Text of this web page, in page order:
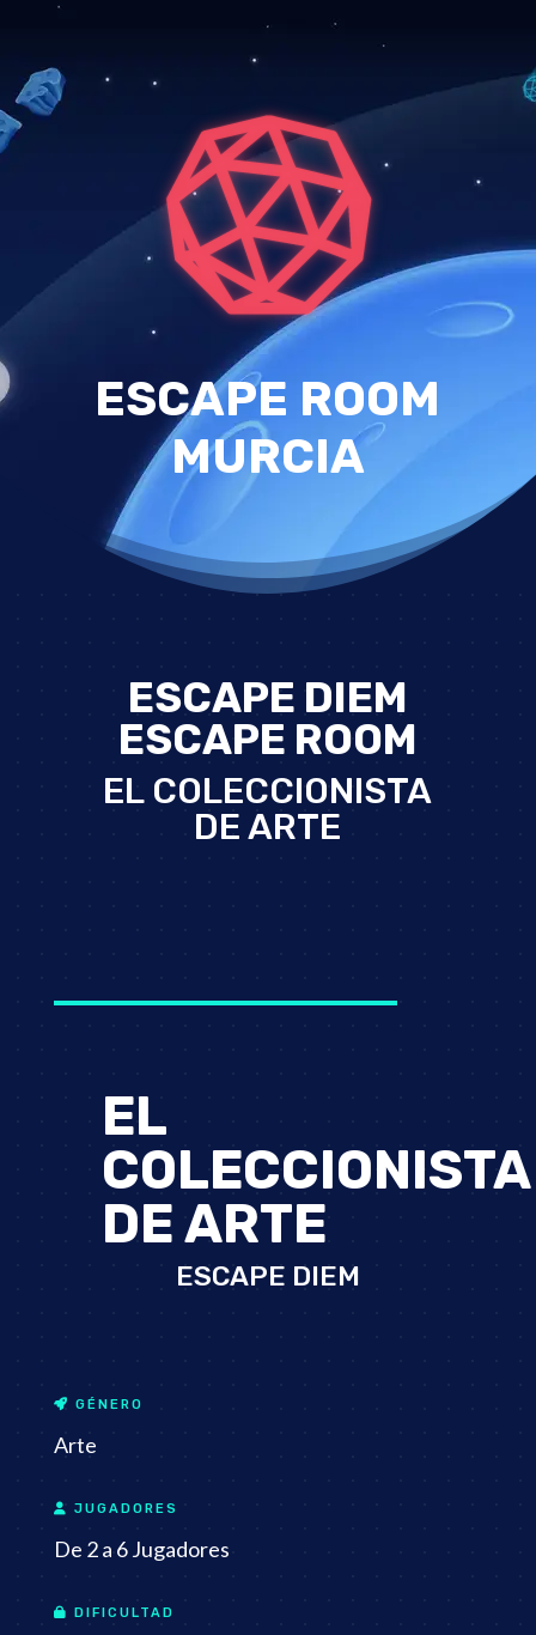
ESCAPE ROOM
MURCIA
ESCAPE DIEM
ESCAPE ROOM
EL COLECCIONISTA
DE ARTE
EL
COLECCIONISTA
DE ARTE
ESCAPE DIEM
GÉNERO
Arte
JUGADORES
De 2 a 6 Jugadores
DIFICULTAD